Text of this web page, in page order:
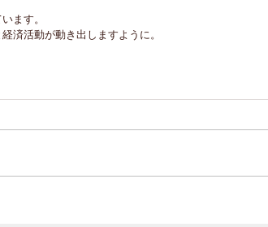
ます。
済活動が動き出しますように。